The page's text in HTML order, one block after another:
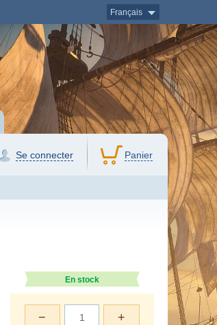
Français
Se connecter Panier
En stock
+
−